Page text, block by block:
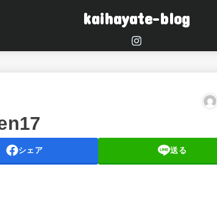
kaihayate-blog
シェア 送る